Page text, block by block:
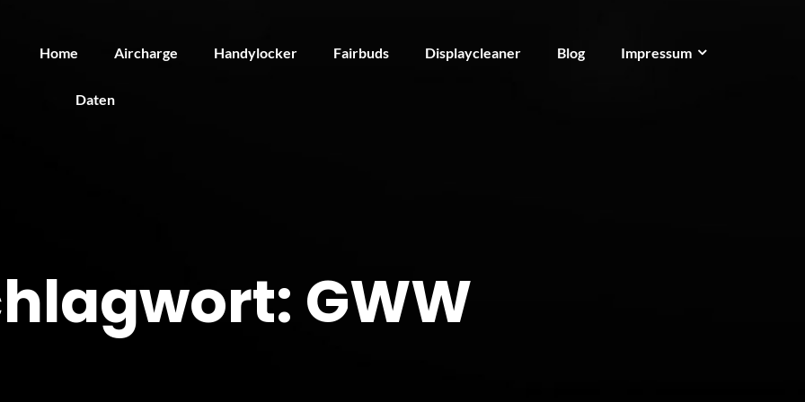
Home Aircharge Handylocker Fairbuds Displaycleaner Blog Impressum
Daten
GWW